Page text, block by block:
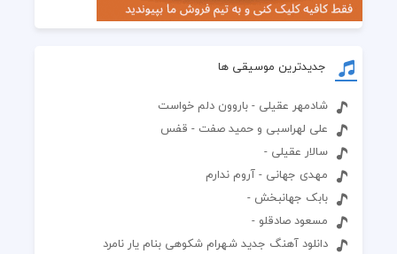
جدیدترین موسیقی ها
شادمهر عقیلی - باروون دلم خواست
علی لهراسبی و حمید صفت - قفس
سالار عقیلی -
مهدی جهانی - آروم ندارم
بابک جهانبخش -
مسعود صادقلو -
دانلود آهنگ جدید شهرام شکوهی بنام یار نامرد